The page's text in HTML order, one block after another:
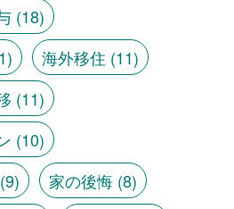
(18)
海外移住 (11)
(11)
(10)
(9) 家の後悔(8)